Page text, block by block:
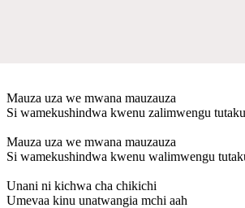
Mauza uza we mwana mauzauza
Si wamekushindwa kwenu zalimwengu
Mauza uza we mwana mauzauza
Si wamekushindwa kwenu walimwengu
Unani ni kichwa cha chikichi
Umevaa kinu unatwangia mchi aah